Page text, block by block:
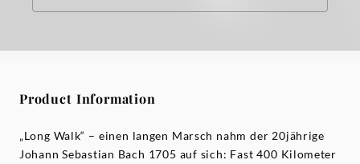
Product Information
„Long Walk“ – einen langen Marsch nahm der 20jährige
Johann Sebastian Bach 1705 auf sich: Fast 400 Kilometer